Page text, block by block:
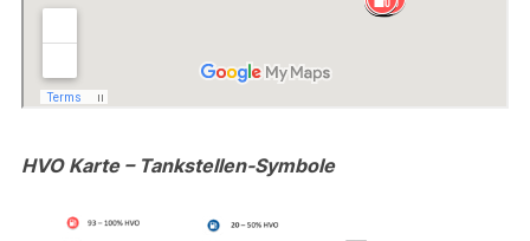
HVO Karte – Tankstellen-Symbole